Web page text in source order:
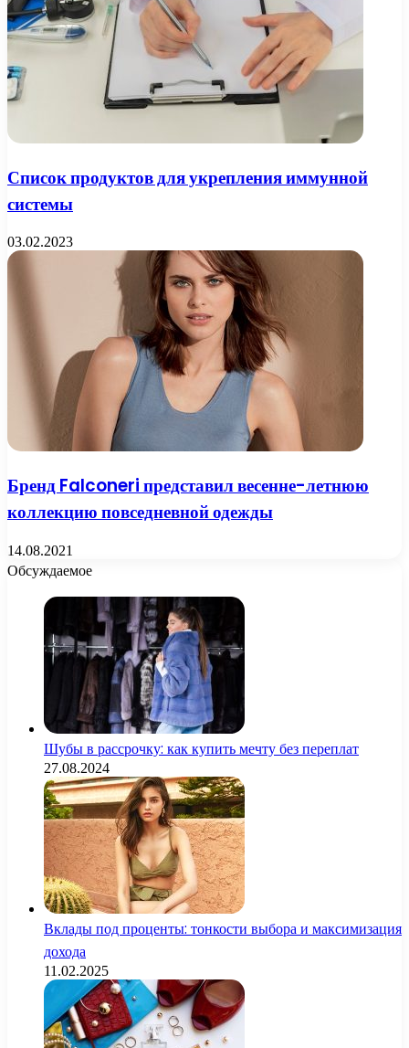
Список продуктов для укрепления иммунной
системы
03.02.2023
Бренд Falconeri представил весенне-летнюю
коллекцию повседневной одежды
14.08.2021
Обсуждаемое
Шубы в рассрочку: как купить мечту без переплат
27.08.2024
Вклады под проценты: тонкости выбора и максимизация
дохода
11.02.2025